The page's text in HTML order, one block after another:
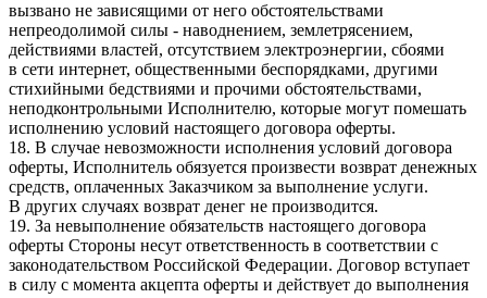
вызвано не зависящими от него обстоятельствами
непреодолимой силы - наводнением, землетрясением,
действиями властей, отсутствием электроэнергии, сбоями
в сети интернет, общественными беспорядками, другими
стихийными бедствиями и прочими обстоятельствами,
неподконтрольными Исполнителю, которые могут помешать
исполнению условий настоящего договора оферты.
18. В случае невозможности исполнения условий договора
оферты, Исполнитель обязуется произвести возврат денежных
средств, оплаченных Заказчиком за выполнение услуги.
В других случаях возврат денег не производится.
19. За невыполнение обязательств настоящего договора
оферты Стороны несут ответственность в соответствии с
законодательством Российской Федерации. Договор вступает
в силу с момента акцепта оферты и действует до выполнения